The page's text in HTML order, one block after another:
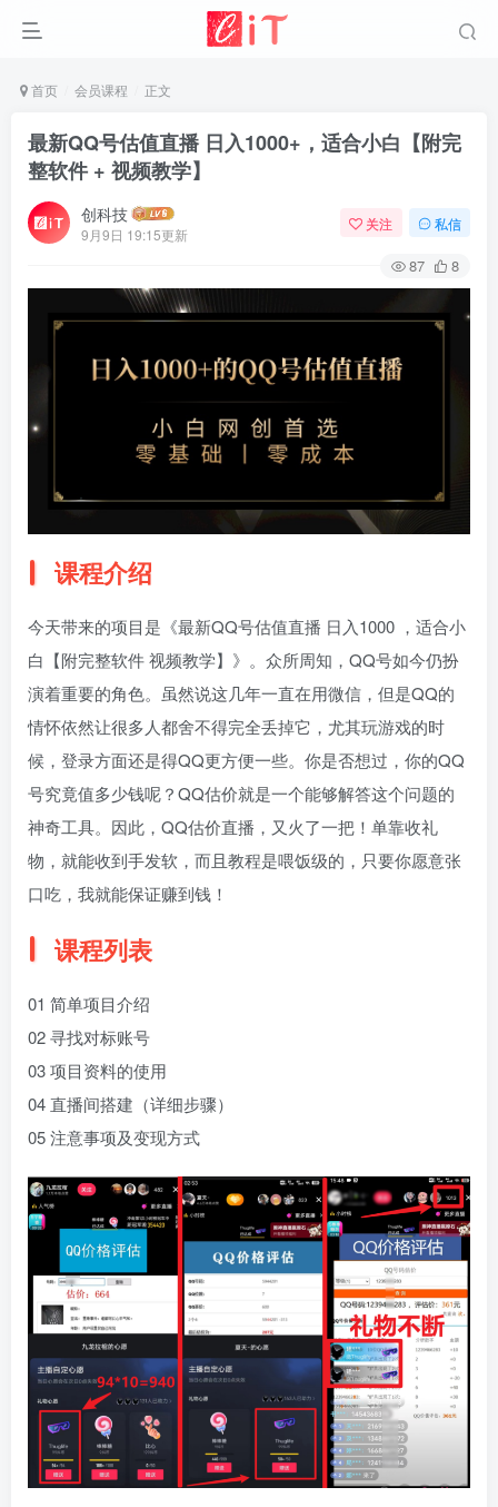
首页 会员课程 正文
最新QQ号估值直播 日入1000+，适合小白【附完
整软件 + 视频教学】
创科技
9月9日 19:15更新
关注 私信
87 8
课程介绍
今天带来的项目是《最新QQ号估值直播 日入1000 ，适合小
白【附完整软件 视频教学】》。众所周知，QQ号如今仍扮
演着重要的角色。虽然说这几年一直在用微信，但是QQ的
情怀依然让很多人都舍不得完全丢掉它，尤其玩游戏的时
候，登录方面还是得QQ更方便一些。你是否想过，你的QQ
号究竟值多少钱呢？QQ估价就是一个能够解答这个问题的
神奇工具。因此，QQ估价直播，又火了一把！单靠收礼
物，就能收到手发软，而且教程是喂饭级的，只要你愿意张
口吃，我就能保证赚到钱！
课程列表
01 简单项目介绍
02 寻找对标账号
03 项目资料的使用
04 直播间搭建（详细步骤）
05 注意事项及变现方式